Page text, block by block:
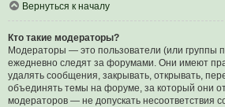
Вернуться к началу
Кто такие модераторы?
Модераторы — это пользователи (или группы
ежедневно следят за форумами. Они имеют
удалять сообщения, закрывать, открывать,
объединять темы на форуме, за который они
модераторов — не допускать несоответствия